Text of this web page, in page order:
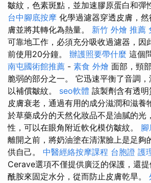
皺紋，色素斑點，並加速膠原蛋白和彈
台中腳底按摩 化學過濾器穿透皮膚，
膚並將其轉化為熱量。 新竹 外燴 推薦
可靠地工作，必須充分吸收過濾器，因
前使用20分鐘。 辦護照要帶什麼 這個
南屯國術館推薦 - 素食 外燴 面部，頸
脆弱的部分之一。 它迅速平衡了音調
以補償皺紋。 seo軟體 該製劑含有透
皮膚衰老，通過有用的成分滋潤和滋養
於草藥成分的天然化妝品不是油膩的光
性，可以在眼角附近軟化模仿皺紋。
離開之前，將奶油塗在清潔臉上是足夠
供自己。 中醫經絡按摩課程 台胞證 護
Cerave選項不僅提供廣泛的保護，還
酰胺來固定水分，從而防止皮膚乾旱。